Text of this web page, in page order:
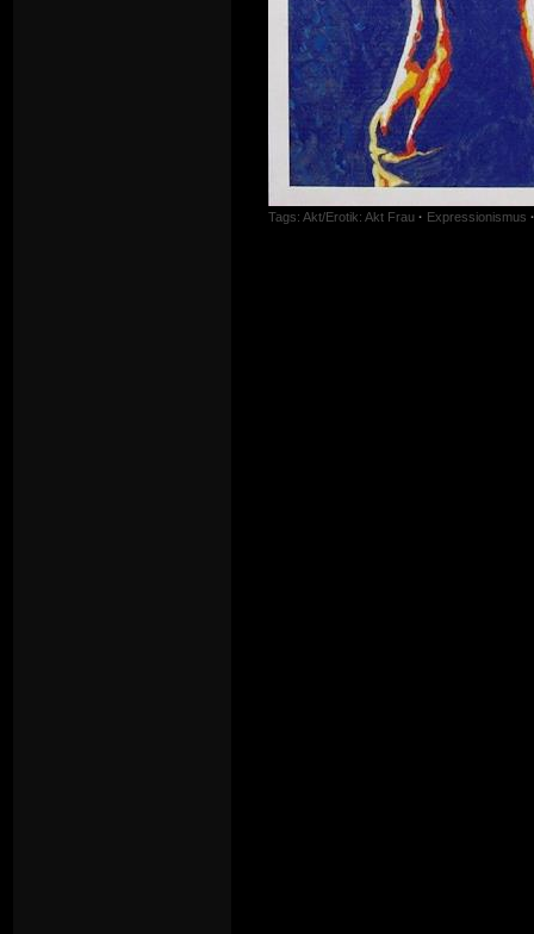
Tags: Akt/Erotik: Akt Frau · Expressionismus ·